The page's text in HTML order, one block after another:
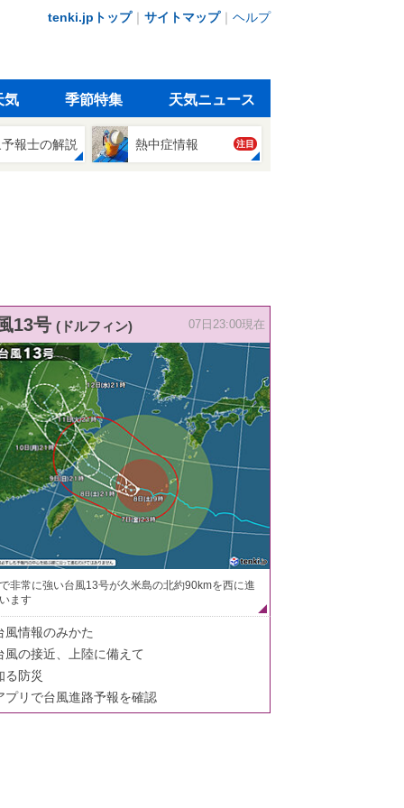
tenki.jpトップ｜ サイトマップ｜ ヘルプ
気 季節特集 天気ニュース
報士の解説 熱中症情報 注目
13号 (ドルフィン) 07日23:00現在
非常に強い台風13号が久米島の北約90kmを西に進
ます
風情報のみかた
風の接近、上陸に備えて
る防災
プリで台風進路予報を確認